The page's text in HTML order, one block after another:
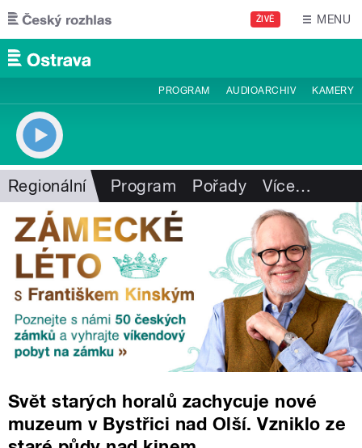
Přejít k hlavnímu obsahu
ŽIVĚ MENU
PROGRAM AUDIOARCHIV KAMERY
Regionální Program Pořady Více…
Svět starých horalů zachycuje nové
muzeum v Bystřici nad Olší. Vzniklo ze